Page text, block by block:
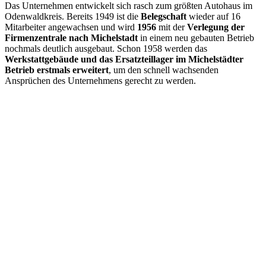
Das Unternehmen entwickelt sich rasch zum größten Autohaus im
Odenwaldkreis. Bereits 1949 ist die Belegschaftwieder auf 16
Mitarbeiter angewachsen und wird 1956 mit derVerlegung der
Firmenzentrale nach Michelstadtin einem neu gebauten Betrieb
nochmals deutlich ausgebaut. Schon 1958 werden das
Werkstattgebäude und das Ersatzteillager im Michelstädter
Betrieb erstmals erweitert, um den schnell wachsenden
Ansprüchen des Unternehmens gerecht zu werden.